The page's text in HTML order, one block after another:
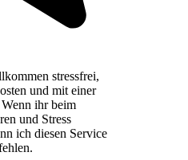
stressfrei,
und mit einer
ihr beim
und Stress
ich diesen Service